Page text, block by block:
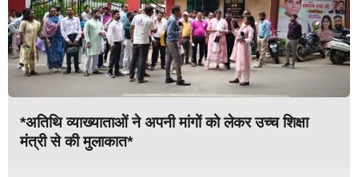
*अतिथि व्याख्याताओं ने अपनी मांगों को लेकर उच्च शिक्षा
मंत्री से की मुलाकात*